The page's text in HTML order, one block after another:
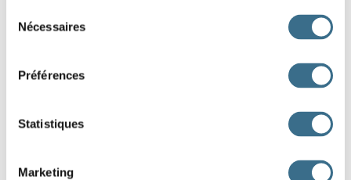
Nécessaires
Préférences
Statistiques
Marketing